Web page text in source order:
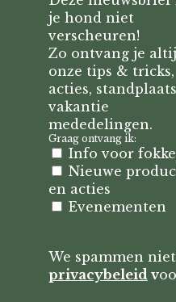
je hond niet
verscheuren!
Zo ontvang je
onze tips & tricks,
acties,
vakantie
mededelingen.
Graag ontvang ik:
Info voor
Nieuwe
en acties
Evenementen
We spammen
privacybeleidv